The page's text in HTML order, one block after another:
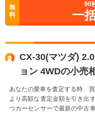
無
料
90
一
CX-30(マツダ)
ョン 4WDの小売
あなたの愛車を査定する時、
より高額な査定金額を引き出
つカーセンサーで最新の中古